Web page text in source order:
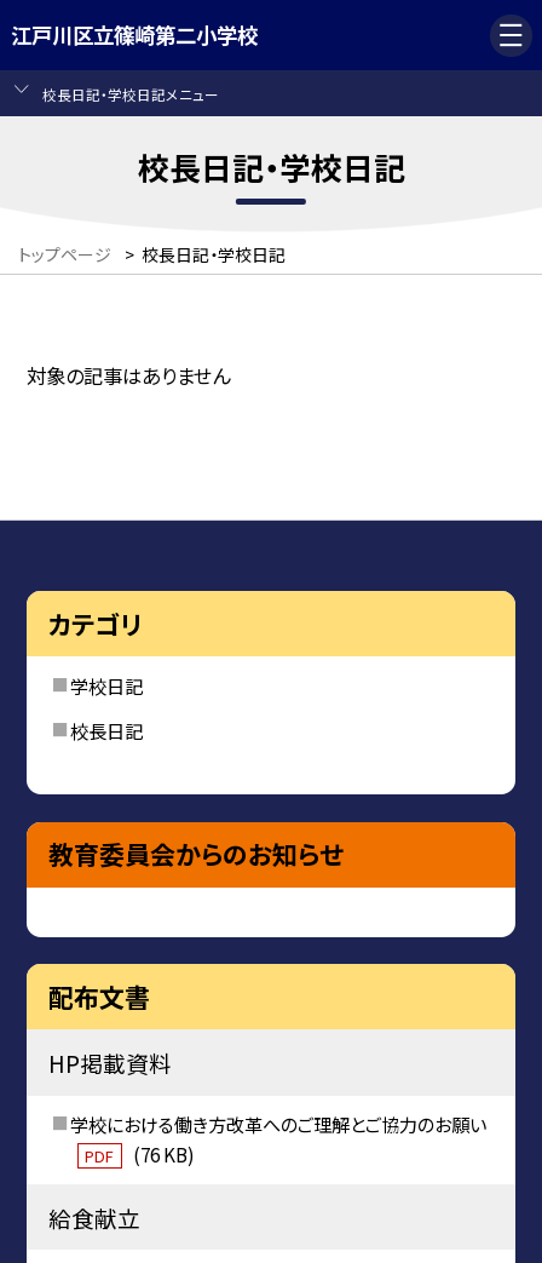
江戸川区立篠崎第二小学校
校長日記・学校日記メニュー
校長日記・学校日記
トップページ > 校長日記・学校日記
対象の記事はありません
カテゴリ
学校日記
校長日記
教育委員会からのお知らせ
配布文書
HP掲載資料
学校における働き方改革へのご理解とご協力のお願い
PDF (76 KB)
給食献立